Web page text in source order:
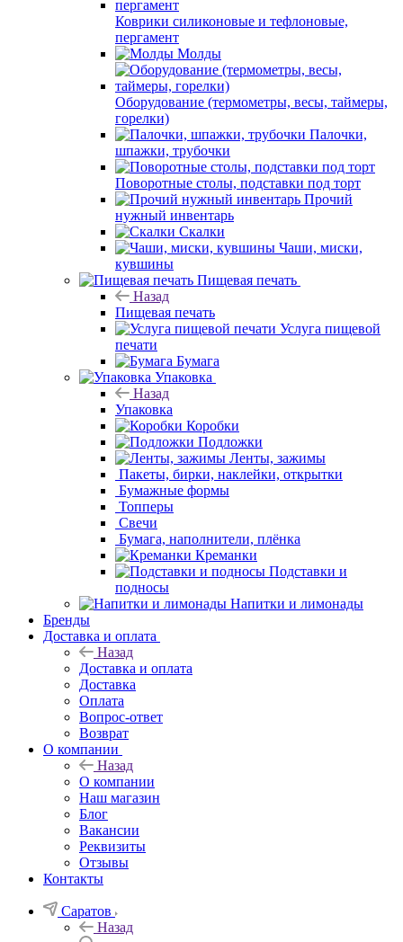
Коврики силиконовые и тефлоновые,
пергамент
Молды
Оборудование (термометры, весы, таймеры,
горелки)
Палочки,
шпажки, трубочки
Поворотные столы, подставки под торт
Прочий
нужный инвентарь
Скалки
Чаши, миски,
кувшины
Пищевая печать
Назад
Пищевая печать
Услуга пищевой
печати
Бумага
Упаковка
Назад
Упаковка
Коробки
Подложки
Ленты, зажимы
Пакеты, бирки, наклейки, открытки
Свечи
Бумага, наполнители, плёнка
Креманки
подносы
Бренды
Доставка и оплата
Назад
Доставка и оплата
Доставка
Оплата
Вопрос-ответ
Возврат
О компании
Назад
О компании
Наш магазин
Блог
Вакансии
Отзывы
Контакты